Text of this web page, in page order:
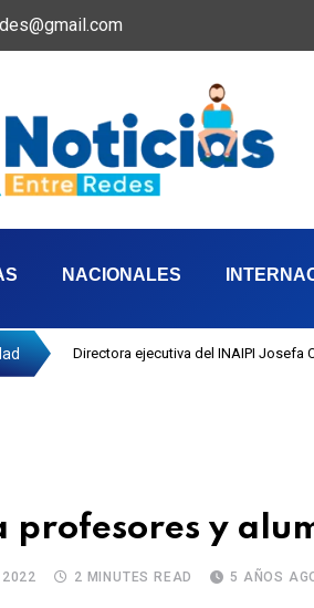
NACIONALES
Directora ejecutiva del INAIPI Josefa
profesores y
2 MINUTES READ 5 AÑOS